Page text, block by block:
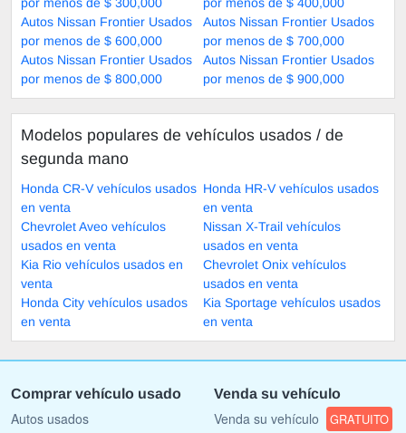
Autos Nissan Frontier Usados
por menos de $ 600,000
Autos Nissan Frontier Usados
por menos de $ 700,000
Autos Nissan Frontier Usados
por menos de $ 800,000
Autos Nissan Frontier Usados
por menos de $ 900,000
Modelos populares de vehículos usados ​​/ de
segunda mano
Honda CR-V vehículos usados
en venta
Honda HR-V vehículos usados
en venta
Chevrolet Aveo vehículos
usados en venta
Nissan X-Trail vehículos
usados en venta
Kia Rio vehículos usados en
venta
Chevrolet Onix vehículos
usados en venta
Honda City vehículos usados
en venta
Kia Sportage vehículos usados
en venta
Comprar vehículo usado
Autos usados
Venda su vehículo
Venda su vehículo GRATUITO